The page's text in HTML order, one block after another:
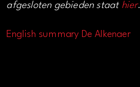
afgesloten gebieden staat hier.
English summary De Alkenaer